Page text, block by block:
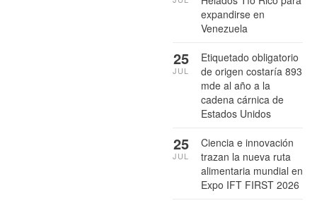
expandirse en
Venezuela
Etiquetado obligatorio
de origen costaría 893
mde al año a la
cadena cárnica de
Estados Unidos
25
JUL
Ciencia e innovación
trazan la nueva ruta
alimentaria mundial en
Expo IFT FIRST 2026
25
JUL